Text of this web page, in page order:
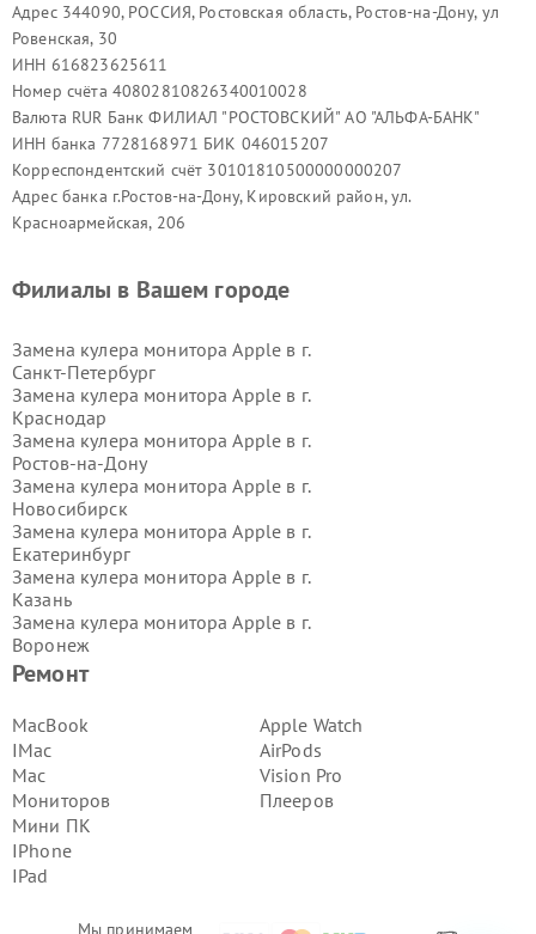
Адрес 344090, РОССИЯ, Ростовская область, Ростов-на-Дону, ул
Ровенская, 30
ИНН 616823625611
Номер счёта 40802810826340010028
Валюта RUR Банк ФИЛИАЛ "РОСТОВСКИЙ" АО "АЛЬФА-БАНК"
ИНН банка 7728168971 БИК 046015207
Корреспондентский счёт 30101810500000000207
Адрес банка г.Ростов-на-Дону, Кировский район, ул.
Красноармейская, 206
Мы принимаем
Ремонт
MacBook
IMac
Mac
Мониторов
Мини ПК
IPhone
IPad
Apple Watch
AirPods
Vision Pro
Плееров
Филиалы в Вашем городе
Замена кулера монитора Apple в г.
Санкт-Петербург
Замена кулера монитора Apple в г.
Краснодар
Замена кулера монитора Apple в г.
Ростов-на-Дону
Замена кулера монитора Apple в г.
Новосибирск
Замена кулера монитора Apple в г.
Екатеринбург
Замена кулера монитора Apple в г.
Казань
Замена кулера монитора Apple в г.
Воронеж
Замена кулера монитора Apple в г.
Замена кулера монитора Apple в г.
Самара
Замена кулера монитора Apple в г.
Пермь
Замена кулера монитора Apple в г.
Красноярск
Замена кулера монитора Apple в г.
Ижевск
Челябинск